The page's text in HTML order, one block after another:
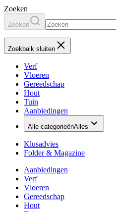
Zoeken
Zoeken
Zoekbalk sluiten
Verf
Vloeren
Gereedschap
Hout
Tuin
Aanbiedingen
Alle categorieënAlles
Klusadvies
Folder & Magazine
Aanbiedingen
Verf
Vloeren
Gereedschap
Hout